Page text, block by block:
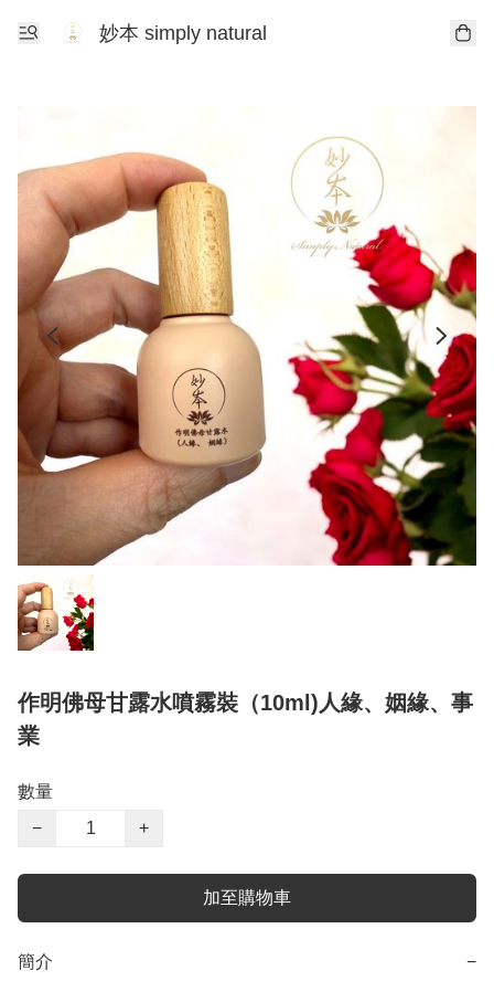
妙本 simply natural
作明佛母甘露水噴霧裝（10ml)人緣、姻緣、事
業
數量
−
+
加至購物車
簡介 −